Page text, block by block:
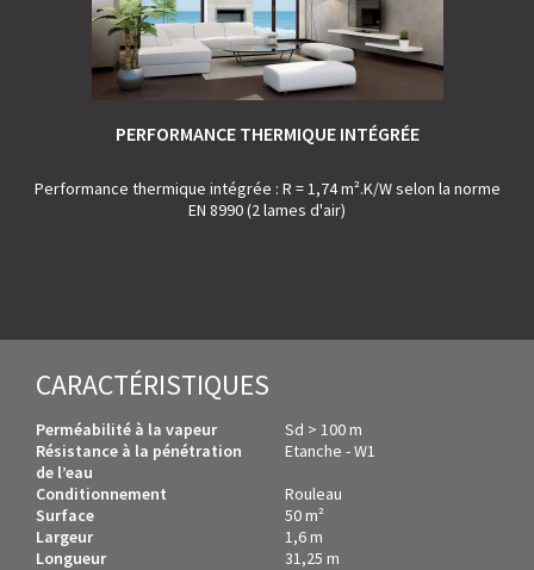
PERFORMANCE THERMIQUE INTÉGRÉE
Performance thermique intégrée : R = 1,74 m².K/W selon la norme
EN 8990 (2 lames d'air)
CARACTÉRISTIQUES
Perméabilité à la vapeur
Sd > 100 m
Résistance à la pénétration
de l’eau
Etanche - W1
Conditionnement
Rouleau
Surface
50 m²
Largeur
1,6 m
Longueur
31,25 m